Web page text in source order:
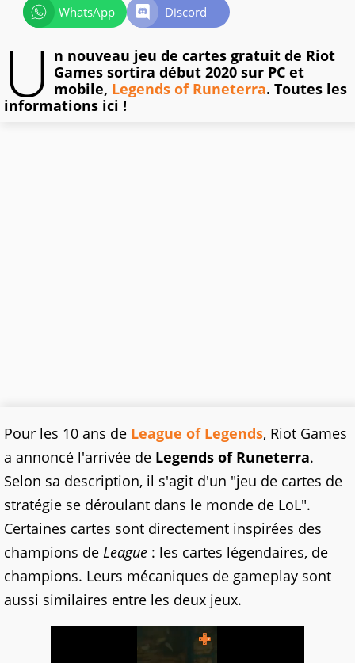
WhatsApp
Discord
U n nouveau jeu de cartes gratuit de Riot
Games sortira début 2020 sur PC et
mobile, Legends of Runeterra. Toutes les
informations ici !
Pour les 10 ans de League of Legends, Riot Games
a annoncé l'arrivée de Legends of Runeterra.
Selon sa description, il s'agit d'un "jeu de cartes de
stratégie se déroulant dans le monde de LoL".
Certaines cartes sont directement inspirées des
champions de League : les cartes légendaires, de
champions. Leurs mécaniques de gameplay sont
aussi similaires entre les deux jeux.